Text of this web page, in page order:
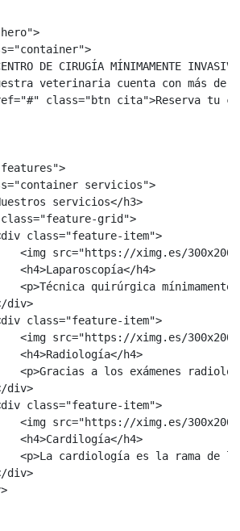
DE CIRUGÍA MÍNIMAMENTE
veterinaria cuenta con más de
class="btn cita">Reserva tu
servicios">
servicios</h3>
grid">
class="feature-item">
<img src="https://ximg.es/
<h4>Laparoscopía</h4>
<p>Técnica quirúrgica
div>
class="feature-item">
<img src="https://ximg.es/
<h4>Radiología</h4>
<p>Gracias a los exámenes
div>
class="feature-item">
<img src="https://ximg.es/
<h4>Cardilogía</h4>
<p>La cardiología es la rama de
div>